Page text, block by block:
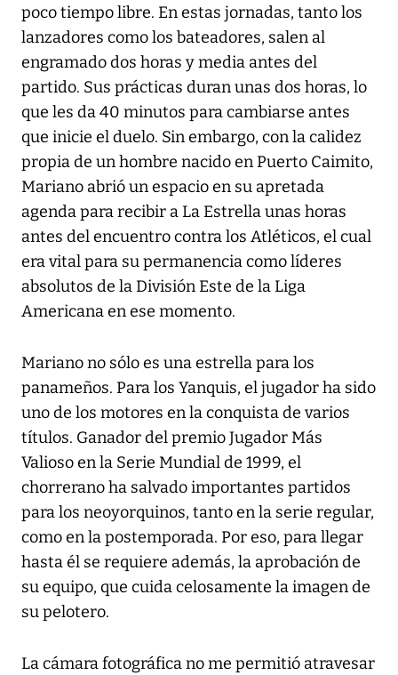
poco tiempo libre. En estas jornadas, tanto los
lanzadores como los bateadores, salen al
engramado dos horas y media antes del
partido. Sus prácticas duran unas dos horas, lo
que les da 40 minutos para cambiarse antes
que inicie el duelo. Sin embargo, con la calidez
propia de un hombre nacido en Puerto Caimito,
Mariano abrió un espacio en su apretada
agenda para recibir a La Estrella unas horas
antes del encuentro contra los Atléticos, el cual
era vital para su permanencia como líderes
absolutos de la División Este de la Liga
Americana en ese momento.
Mariano no sólo es una estrella para los
panameños. Para los Yanquis, el jugador ha sido
uno de los motores en la conquista de varios
títulos. Ganador del premio Jugador Más
Valioso en la Serie Mundial de 1999, el
chorrerano ha salvado importantes partidos
para los neoyorquinos, tanto en la serie regular,
como en la postemporada. Por eso, para llegar
hasta él se requiere además, la aprobación de
su equipo, que cuida celosamente la imagen de
su pelotero.
La cámara fotográfica no me permitió atravesar